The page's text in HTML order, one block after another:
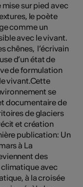
mise sur pied avec
le poète
comme un
avec le vivant.
chênes, l’écrivain
d’un état de
de formulation
vivant.Cette
se
documentaire de
de glaciers
et création
publication: Un
à La
des
avec
à la croisée